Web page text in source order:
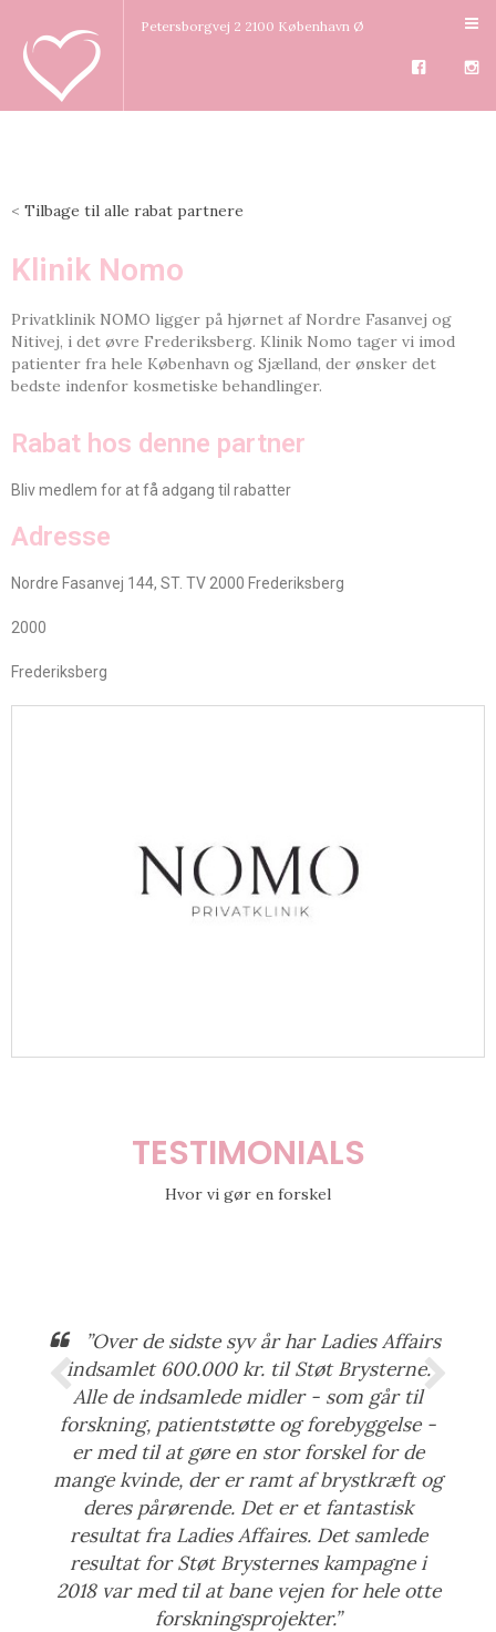
Petersborgvej 2 2100 København Ø
< Tilbage til alle rabat partnere
Klinik Nomo
Privatklinik NOMO ligger på hjørnet af Nordre Fasanvej og
Nitivej, i det øvre Frederiksberg. Klinik Nomo tager vi imod
patienter fra hele København og Sjælland, der ønsker det
bedste indenfor kosmetiske behandlinger.
Rabat hos denne partner
Bliv medlem for at få adgang til rabatter
Adresse
Nordre Fasanvej 144, ST. TV 2000 Frederiksberg
2000
Frederiksberg
TESTIMONIALS
Hvor vi gør en forskel
”Over de sidste syv år har Ladies Affairs
indsamlet 600.000 kr. til Støt Brysterne.
Alle de indsamlede midler - som går til
forskning, patientstøtte og forebyggelse -
er med til at gøre en stor forskel for de
mange kvinde, der er ramt af brystkræft og
deres pårørende. Det er et fantastisk
resultat fra Ladies Affaires. Det samlede
resultat for Støt Brysternes kampagne i
2018 var med til at bane vejen for hele otte
forskningsprojekter.”